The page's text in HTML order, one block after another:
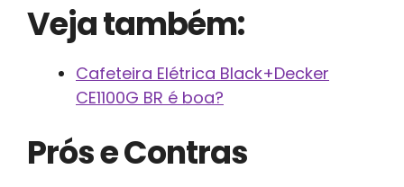
Veja também:
Cafeteira Elétrica Black+Decker
CE1100G BR é boa?
Prós e Contras